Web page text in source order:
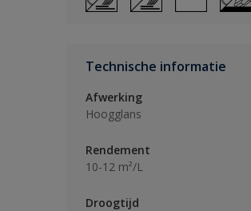
Technische informatie
Afwerking
Hoogglans
Rendement
10-12 m²/L
Droogtijd